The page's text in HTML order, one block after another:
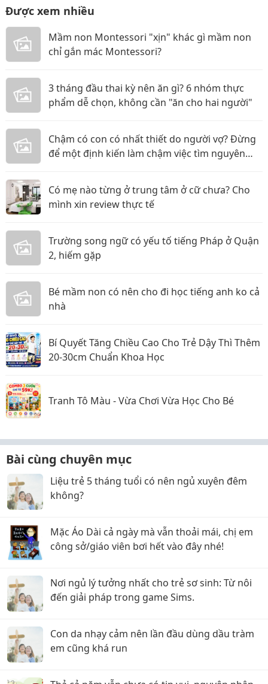
Được xem nhiều
Mầm non Montessori "xịn" khác gì mầm non
chỉ gắn mác Montessori?
3 tháng đầu thai kỳ nên ăn gì? 6 nhóm thực
phẩm dễ chọn, không cần "ăn cho hai người"
Chậm có con có nhất thiết do người vợ? Đừng
để một định kiến làm chậm việc tìm nguyên
Có mẹ nào từng ở trung tâm ở cữ chưa? Cho
mình xin review thực tế
Trường song ngữ có yếu tố tiếng Pháp ở Quận
2, hiếm gặp
Bé mầm non có nên cho đi học tiếng anh ko cả
nhà
Bí Quyết Tăng Chiều Cao Cho Trẻ Dậy Thì Thêm
20-30cm Chuẩn Khoa Học
Tranh Tô Màu - Vừa Chơi Vừa Học Cho Bé
Bài cùng chuyên mục
Liệu trẻ 5 tháng tuổi có nên ngủ xuyên đêm
không?
Mặc Áo Dài cả ngày mà vẫn thoải mái, chị em
công sở/giáo viên bơi hết vào đây nhé!
Nơi ngủ lý tưởng nhất cho trẻ sơ sinh: Từ nôi
đến giải pháp trong game Sims.
Con da nhạy cảm nên lần đầu dùng dầu tràm
em cũng khá run